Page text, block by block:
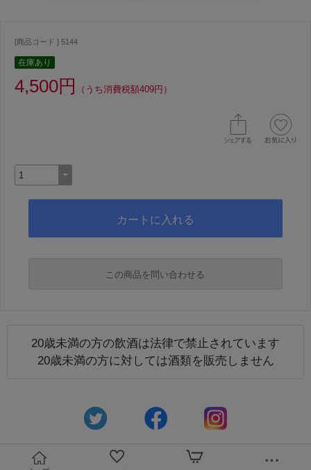
[商品コード ] 5144
在庫あり
4,500円 （うち消費税額409円）
この商品を問い合わせる
必須
20歳未満の方の飲酒は法律で禁止されています
20歳未満の方に対しては酒類を販売しません